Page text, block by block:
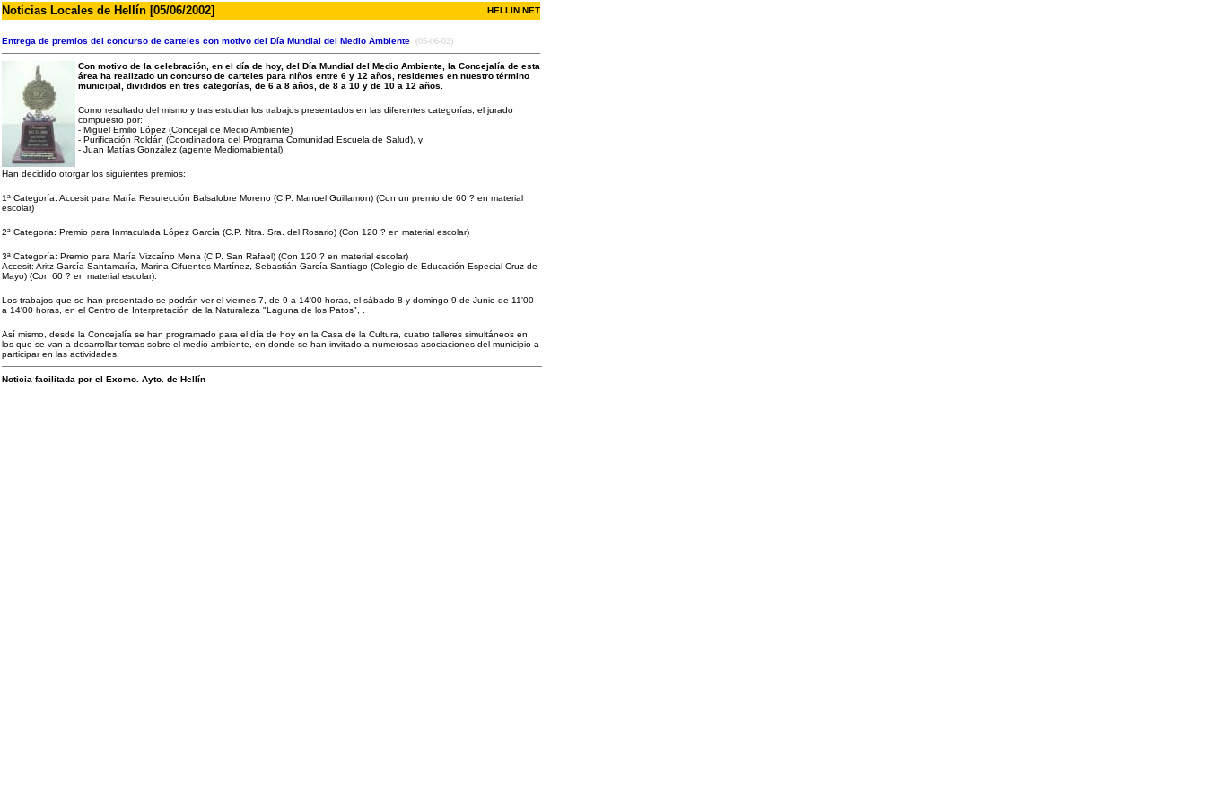
Noticias Locales de Hellín [05/06/2002] HELLIN.NET
Entrega de premios del concurso de carteles con motivo del Día Mundial del Medio Ambiente (05-06-02)
Con motivo de la celebración, en el día de hoy, del Día Mundial del Medio Ambiente, la Concejalía de esta
área ha realizado un concurso de carteles para niños entre 6 y 12 años, residentes en nuestro término
municipal, divididos en tres categorías, de 6 a 8 años, de 8 a 10 y de 10 a 12 años.
Como resultado del mismo y tras estudiar los trabajos presentados en las diferentes categorías, el jurado
compuesto por:
- Miguel Emilio López (Concejal de Medio Ambiente)
- Purificación Roldán (Coordinadora del Programa Comunidad Escuela de Salud), y
- Juan Matías González (agente Mediomabiental)
Han decidido otorgar los siguientes premios:
1ª Categoría: Accesit para María Resurección Balsalobre Moreno (C.P. Manuel Guillamon) (Con un premio de 60 ? en material
escolar)
2ª Categoria: Premio para Inmaculada López García (C.P. Ntra. Sra. del Rosario) (Con 120 ? en material escolar)
3ª Categoría: Premio para María Vizcaíno Mena (C.P. San Rafael) (Con 120 ? en material escolar)
Accesit: Aritz García Santamaría, Marina Cifuentes Martínez, Sebastián García Santiago (Colegio de Educación Especial Cruz de
Mayo) (Con 60 ? en material escolar).
Los trabajos que se han presentado se podrán ver el viernes 7, de 9 a 14'00 horas, el sábado 8 y domingo 9 de Junio de 11'00
a 14'00 horas, en el Centro de Interpretación de la Naturaleza "Laguna de los Patos", .
Así mismo, desde la Concejalía se han programado para el día de hoy en la Casa de la Cultura, cuatro talleres simultáneos en
los que se van a desarrollar temas sobre el medio ambiente, en donde se han invitado a numerosas asociaciones del municipio a
participar en las actividades.
Noticia facilitada por el Excmo. Ayto. de Hellín